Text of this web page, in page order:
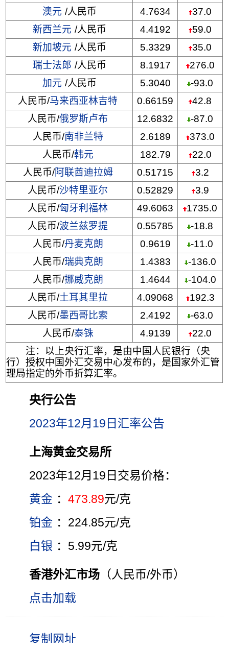
澳元 /人民币 4.7634
37.0
新西兰元 /人民币 4.4192
59.0
新加坡元 /人民币 5.3329
35.0
瑞士法郎 /人民币 8.1917
276.0
加元 /人民币 5.3040
-93.0
人民币/马来西亚林吉特 0.66159
42.8
人民币/俄罗斯卢布 12.6832
-87.0
人民币/南非兰特 2.6189
373.0
人民币/韩元 182.79
22.0
人民币/阿联酋迪拉姆 0.51715
3.2
人民币/沙特里亚尔 0.52829
3.9
人民币/匈牙利福林 49.6063
1735.0
人民币/波兰兹罗提 0.55785
-18.8
人民币/丹麦克朗 0.9619
-11.0
人民币/瑞典克朗 1.4383
-136.0
人民币/挪威克朗 1.4644
-104.0
人民币/土耳其里拉 4.09068
192.3
人民币/墨西哥比索 2.4192
-63.0
人民币/泰铢 4.9139
22.0
注：以上央行汇率，是由中国人民银行（央
行）授权中国外汇交易中心发布的，是国家外汇管
理局指定的外币折算汇率。
央行公告
2023年12月19日汇率公告
上海黄金交易所
2023年12月19日交易价格：
黄金 ：473.89元/克
铂金 ：224.85元/克
白银 ：5.99元/克
香港外汇市场 （人民币/外币）
点击加载